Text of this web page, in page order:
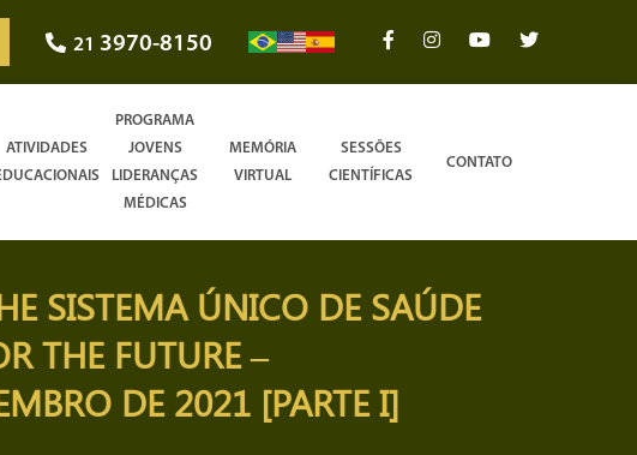
21 3970-8150
ATIVIDADES
PROGRAMA
JOVENS
LIDERANÇAS
MÉDICAS
MEMÓRIA
VIRTUAL
SESSÕES
CIENTÍFICAS
CONTATO
SISTEMA ÚNICO DE SAÚDE
THE FUTURE –
DE 2021 [PARTE I]